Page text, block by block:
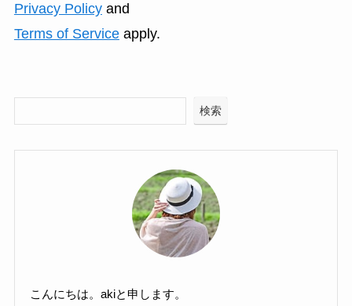
Privacy Policyand
Terms of Serviceapply.
検索
こんにちは。akiと申します。